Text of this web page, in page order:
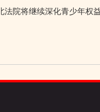
法院将继续深化青少年权